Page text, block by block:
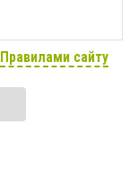
Правилами сайту